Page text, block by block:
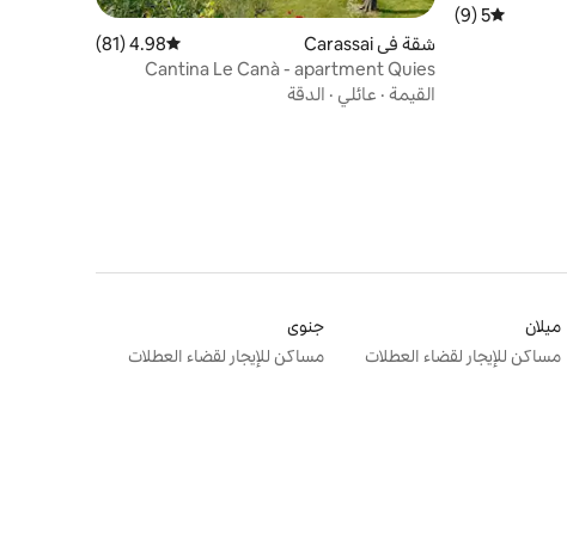
متوسط التقييم 5 من 5، 9 مراجعات
5 (9)
شقة في Carassai متوسط التقييم 4.98 من 5، 81 مراجعات
4.98 (81)
Cantina Le Canà - apartment Quies
القيمة · عائلي · الدقة
ميلان
مساكن للإيجار لقضاء العطلات
جنوى
مساكن للإيجار لقضاء العطلات